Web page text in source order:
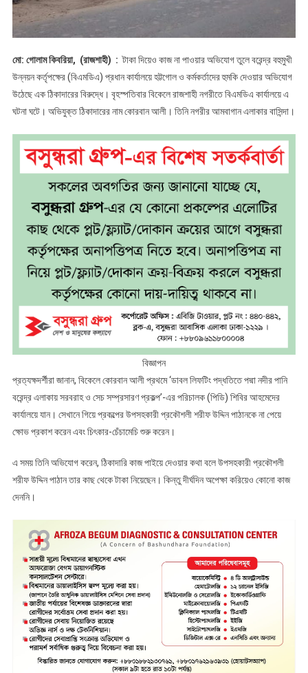
মো: গোলাম কিবরিয়া, (রাজশাহী) :টাকা দিয়েও কাজ না পাওয়ার অভিযোগ তুলে বরেন্দ্র বহুমুখী
উন্নয়ন কর্তৃপক্ষের (বিএমডিএ) প্রধান কার্যালয়ে হট্টগোল ও কর্মকর্তাদের হুমকি দেওয়ার অভিযোগ
উঠেছে এক ঠিকাদারের বিরুদ্ধে। বৃহস্পতিবার বিকেলে রাজশাহী নগরীতে বিএমডিএ কার্যালয়ে এ
ঘটনা ঘটে। অভিযুক্ত ঠিকাদারের নাম কোরবান আলী। তিনি নগরীর আমবাগান এলাকার বাসিন্দা।
বিজ্ঞাপন
প্রত্যক্ষদর্শীরা জানান, বিকেলে কোরবান আলী প্রথমে ‘ডাবল লিফটিং পদ্ধতিতে পদ্মা নদীর পানি
বরেন্দ্র এলাকায় সরবরাহ ও সেচ সম্প্রসারণ প্রকল্প’-এর পরিচালক (পিডি) শিবির আহমেদের
কার্যালয়ে যান। সেখানে গিয়ে প্রকল্পের উপসহকারী প্রকৌশলী শরীফ উদ্দিন পাঠানকে না পেয়ে
ক্ষোভ প্রকাশ করেন এবং চিৎকার-চেঁচামেচি শুরু করেন।
এ সময় তিনি অভিযোগ করেন, ঠিকাদারি কাজ পাইয়ে দেওয়ার কথা বলে উপসহকারী প্রকৌশলী
শরীফ উদ্দিন পাঠান তার কাছ থেকে টাকা নিয়েছেন। কিন্তু দীর্ঘদিন অপেক্ষা করিয়েও কোনো কাজ
দেননি।